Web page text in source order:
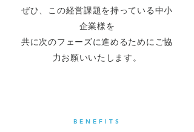
ぜひ、この経営課題を持っている中小
企業様を
共に次のフェーズに進めるためにご協
力お願いいたします。
BENEFITS